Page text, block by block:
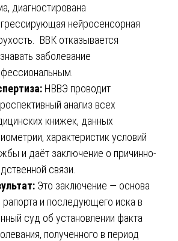
диагностирована
нейросенсорная
ВВК отказывается
заболевание
НВВЭ проводит
анализ всех
книжек, данных
характеристик условий
и даёт заключение о причинно-
связи.
Это заключение — основа
рапорта и последующего иска в
суд об установлении факта
полученного в период